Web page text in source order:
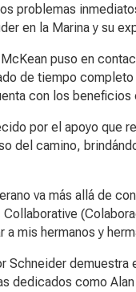
problemas
en la Marina y su
puso en
de tiempo
con los
por el apoyo que
del camino,
va más allá de
a mis hermanos y
Schneider demuestra
dedicados como